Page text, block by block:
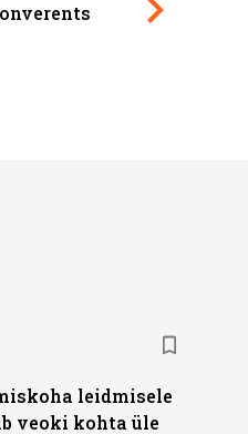
leidmisele
veoki kohta üle